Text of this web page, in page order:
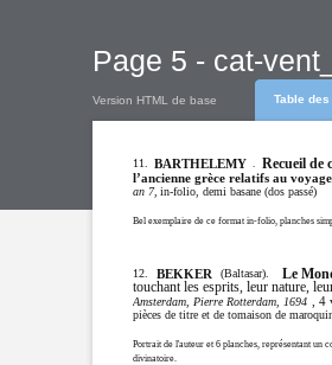
Page 5 - cat-
Version HTML de base Table
11. BARTHELEMY Recueil de
l’ancienne grèce relatifs au
an 7, in-folio, demi basane (dos passé)
Bel exemplaire de ce format in-folio, planches
12. BEKKER (Baltasar). Le
touchant les esprits, leur nature,
Amsterdam, Pierre Rotterdam, 1694
,
pièces de titre et de tomaison de
Portrait de l'auteur et 6 planches, représentant un
divinatoire.